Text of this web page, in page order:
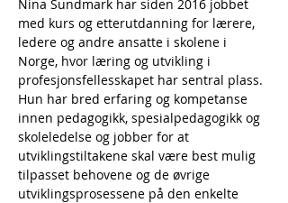
Nina Sundmark har siden 2016 jobbet
med kurs og etterutdanning for lærere,
ledere og andre ansatte i skolene i
Norge, hvor læring og utvikling i
profesjonsfellesskapet har sentral plass.
Hun har bred erfaring og kompetanse
innen pedagogikk, spesialpedagogikk og
skoleledelse og jobber for at
utviklingstiltakene skal være best mulig
tilpasset behovene og de øvrige
utviklingsprosessene på den enkelte